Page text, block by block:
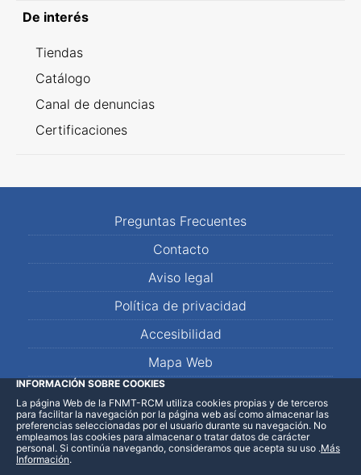
De interés
Tiendas
Catálogo
Canal de denuncias
Certificaciones
Preguntas Frecuentes
Contacto
Aviso legal
Política de privacidad
Accesibilidad
Mapa Web
LinkedInFacebookWhatsApp
INFORMACIÓN SOBRE COOKIES
La página Web de la FNMT-RCM utiliza cookies propias y de terceros
para facilitar la navegación por la página web así como almacenar las
preferencias seleccionadas por el usuario durante su navegación. No
empleamos las cookies para almacenar o tratar datos de carácter
personal. Si continúa navegando, consideramos que acepta su uso .Más
Información.